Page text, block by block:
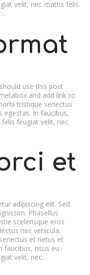
velit, nec mattis felis
use this post
and add link to
tristique senectus
egestas. In faucibus,
feugiat velit, nec
et
adipiscing elit. Sed
Phasellus
scelerisque eros
nec vehicula.
et netus et
faucibus, risus eu
velit, nec…